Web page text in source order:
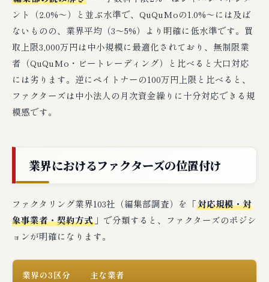
ント（2.0%〜）と並ぶ水準で、QuQuMoの1.0%〜には及ば
ないものの、業界平均（3〜5%）より明確に低水準です。買
取上限3,000万円は中小規模に最適化されており、無制限業
者（QuQuMo・ビートレーディング）と比べると大口対応
には劣ります。逆にペイトナーの100万円上限と比べると、
ファクターズは中小法人の月次資金繰りに十分対応できる規
模感です。
業界におけるファクターズの位置付け
ファクタリング業界103社（編集部調査）を「対応規模・対
象事業者・契約方式 」で分類すると、ファクターズのポジシ
ョンが明確になります。
業界の3区分 主な業者